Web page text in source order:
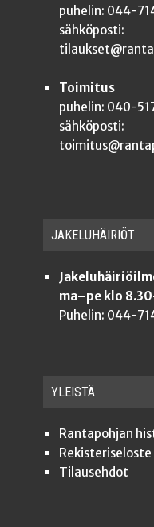
puhelin: 044-
sähköposti:
Toimitus
puhelin: 040-
sähköposti:
JAKE­LU­HÄI­RIÖT
ma–pe klo
Puhelin: 044-
YLEISTÄ
Ran­ta­poh­jan
Rekis­te­ri­se­los­te
Tilauseh­dot